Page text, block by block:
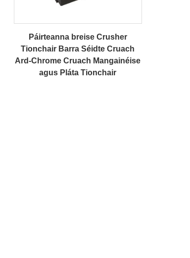
Páirteanna breise Crusher
Tionchair Barra Séidte Cruach
Ard-Chrome Cruach Mangainéise
agus Pláta Tionchair